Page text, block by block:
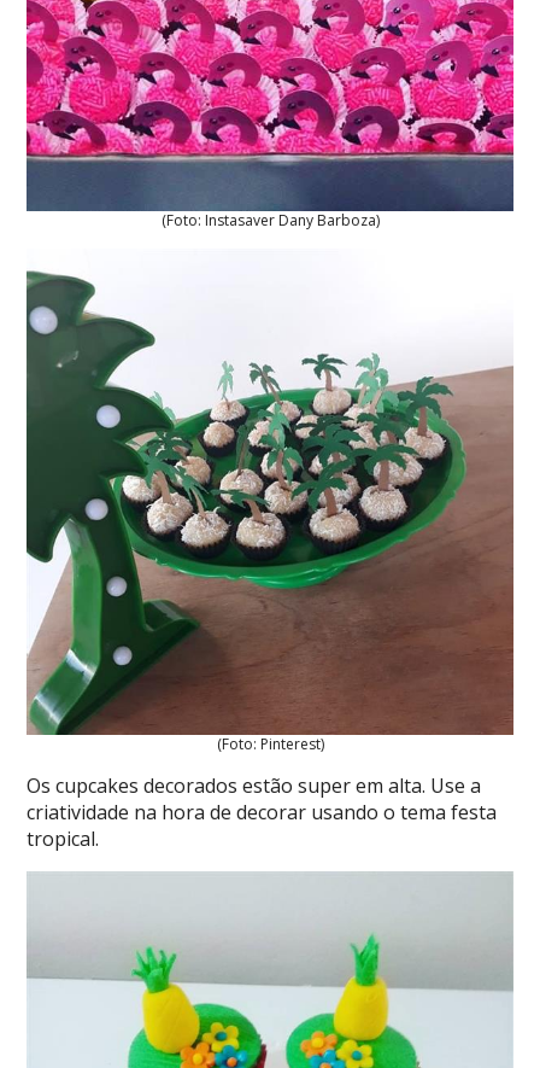
(Foto: Instasaver Dany Barboza)
(Foto: Pinterest)
Os cupcakes decorados estão super em alta. Use a
criatividade na hora de decorar usando o tema festa
tropical.